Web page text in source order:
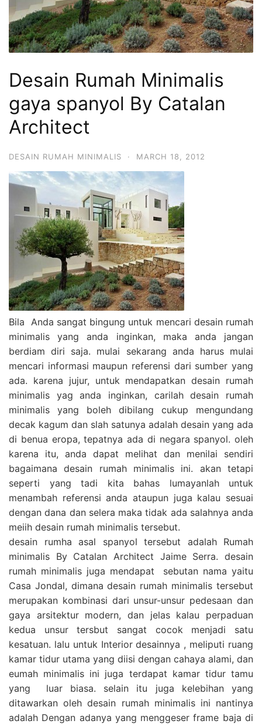
Desain Rumah Minimalis
gaya spanyol By Catalan
Architect
DESAIN RUMAH MINIMALIS · MARCH 18, 2012
Bila Anda sangat bingung untuk mencari desain rumah
minimalis yang anda inginkan, maka anda jangan
berdiam diri saja. mulai sekarang anda harus mulai
mencari informasi maupun referensi dari sumber yang
ada. karena jujur, untuk mendapatkan desain rumah
minimalis yag anda inginkan, carilah desain rumah
minimalis yang boleh dibilang cukup mengundang
decak kagum dan slah satunya adalah desain yang ada
di benua eropa, tepatnya ada di negara spanyol. oleh
karena itu, anda dapat melihat dan menilai sendiri
bagaimana desain rumah minimalis ini. akan tetapi
seperti yang tadi kita bahas lumayanlah untuk
menambah referensi anda ataupun juga kalau sesuai
dengan dana dan selera maka tidak ada salahnya anda
meiih desain rumah minimalis tersebut.
desain rumha asal spanyol tersebut adalah Rumah
minimalis By Catalan Architect Jaime Serra. desain
rumah minimalis juga mendapat sebutan nama yaitu
Casa Jondal, dimana desain rumah minimalis tersebut
merupakan kombinasi dari unsur-unsur pedesaan dan
gaya arsitektur modern, dan jelas kalau perpaduan
kedua unsur tersbut sangat cocok menjadi satu
kesatuan. lalu untuk Interior desainnya , meliputi ruang
kamar tidur utama yang diisi dengan cahaya alami, dan
eumah minimalis ini juga terdapat kamar tidur tamu
yang luar biasa. selain itu juga kelebihan yang
ditawarkan oleh desain rumah minimalis ini nantinya
adalah Dengan adanya yang menggeser frame baja di